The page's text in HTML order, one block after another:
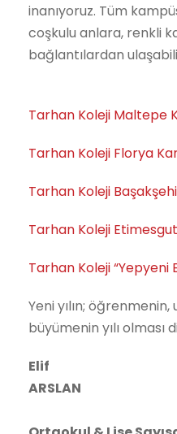
inanıyoruz. Tüm
coşkulu anlara, renkli
bağlantılardan
Tarhan Koleji Maltepe
Tarhan Koleji Florya
Tarhan Koleji
Tarhan Koleji
Tarhan Koleji “Yepyeni
Yeni yılın;
büyümenin yılı olması
Elif